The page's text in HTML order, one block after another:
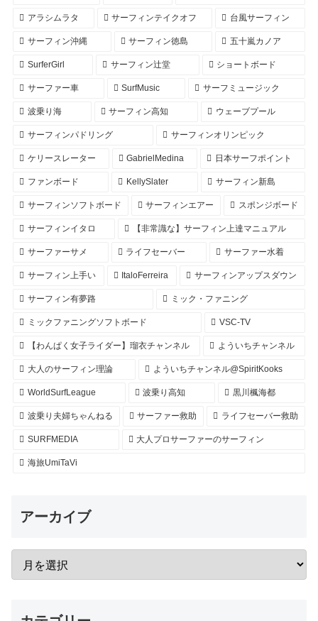
アラシムラタ サーフィンテイクオフ 台風サーフィン
サーフィン沖縄 サーフィン徳島 五十嵐カノア
SurferGirl サーフィン辻堂 ショートボード
サーファー車 SurfMusic サーフミュージック
波乗り海 サーフィン高知 ウェーブプール
サーフィンパドリング サーフィンオリンピック
ケリースレーター GabrielMedina 日本サーフポイント
ファンボード KellySlater サーフィン新島
サーフィンソフトボード サーフィンエアー スポンジボード
サーフィンイタロ 【非常識な】サーフィン上達マニュアル
サーファーサメ ライフセーバー サーファー水着
サーフィン上手い ItaloFerreira サーフィンアップスダウン
サーフィン有夢路 ミック・ファニング
ミックファニングソフトボード VSC-TV
【わんぱく女子ライダー】瑠衣チャンネル よういちチャンネル
大人のサーフィン理論 よういちチャンネル@SpiritKooks
WorldSurfLeague 波乗り高知 黒川楓海都
波乗り夫婦ちゃんねる サーファー救助 ライフセーバー救助
SURFMEDIA 大人プロサーファーのサーフィン
海旅UmiTaVi
アーカイブ